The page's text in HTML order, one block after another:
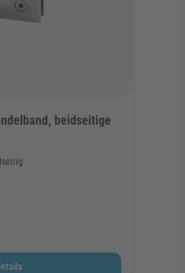
beidseitige